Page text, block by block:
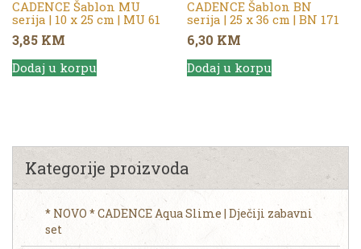
CADENCE Šablon MU
serija | 10 x 25 cm | MU 61
3,85 KM
Dodaj u korpu
CADENCE Šablon BN
serija | 25 x 36 cm | BN 171
6,30 KM
Dodaj u korpu
Kategorije proizvoda
* NOVO * CADENCE Aqua Slime | Dječiji zabavni
set